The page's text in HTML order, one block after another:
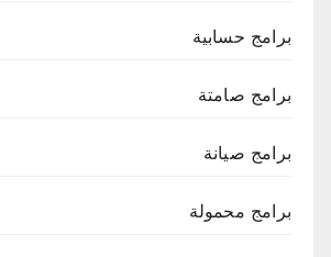
برامج حسابية
برامج صامتة
برامج صيانة
برامج محمولة